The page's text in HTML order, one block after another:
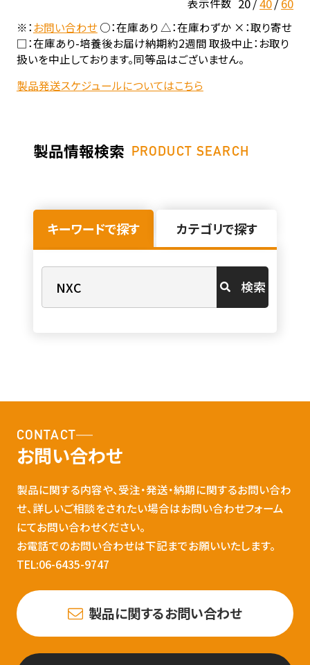
表示件数 20 40 60
※：お問い合わせ○：在庫あり △：在庫わずか ×：取り寄せ
□：在庫あり-培養後お届け納期約2週間 取扱中止：お取り
扱いを中止しております。同等品はございません。
製品発送スケジュールについてはこちら
製品情報検索 PRODUCT SEARCH
キーワードで探す カテゴリで探す
検索
CONTACT
お問い合わせ
製品に関する内容や、受注・発送・納期に関するお問い合わ
せ、詳しいご相談をされたい場合はお問い合わせフォーム
にてお問い合わせください。
お電話でのお問い合わせは下記までお願いいたします。
TEL:06-6435-9747
製品に関するお問い合わせ